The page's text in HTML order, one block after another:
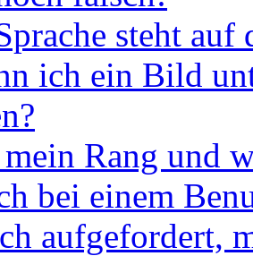
steht
ich ein Bild
Rang und
bei einem
aufgefordert,